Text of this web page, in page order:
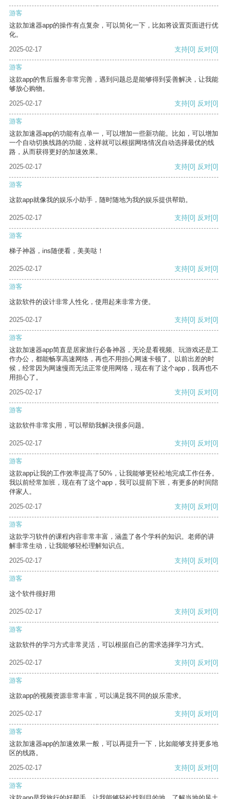
游客
这款加速器app的操作有点复杂，可以简化一下，比如将设置页面进行优
化。
2025-02-17
支持[0] 反对[0]
游客
这款app的售后服务非常完善，遇到问题总是能够得到妥善解决，让我能
够放心购物。
2025-02-17
支持[0] 反对[0]
游客
这款加速器app的功能有点单一，可以增加一些新功能。比如，可以增加
一个自动切换线路的功能，这样就可以根据网络情况自动选择最优的线
路，从而获得更好的加速效果。
2025-02-17
支持[0] 反对[0]
游客
这款app就像我的娱乐小助手，随时随地为我的娱乐提供帮助。
2025-02-17 支持[0] 反对[0]
游客
梯子神器，ins随便看，美美哒！
2025-02-17 支持[0] 反对[0]
游客
这款软件的设计非常人性化，使用起来非常方便。
2025-02-17 支持[0] 反对[0]
游客
这款加速器app简直是居家旅行必备神器，无论是看视频、玩游戏还是工
作办公，都能畅享高速网络，再也不用担心网速卡顿了。以前出差的时
候，经常因为网速慢而无法正常使用网络，现在有了这个app，我再也不
用担心了。
2025-02-17
支持[0] 反对[0]
游客
这款软件非常实用，可以帮助我解决很多问题。
2025-02-17 支持[0] 反对[0]
游客
这款app让我的工作效率提高了50%，让我能够更轻松地完成工作任务。
我以前经常加班，现在有了这个app，我可以提前下班，有更多的时间陪
伴家人。
2025-02-17
支持[0] 反对[0]
游客
这款学习软件的课程内容非常丰富，涵盖了各个学科的知识。老师的讲
解非常生动，让我能够轻松理解知识点。
2025-02-17
支持[0] 反对[0]
游客
这个软件很好用
2025-02-17 支持[0] 反对[0]
游客
这款软件的学习方式非常灵活，可以根据自己的需求选择学习方式。
2025-02-17 支持[0] 反对[0]
游客
这款app的视频资源非常丰富，可以满足我不同的娱乐需求。
2025-02-17 支持[0] 反对[0]
游客
这款加速器app的加速效果一般，可以再提升一下，比如能够支持更多地
区的线路。
2025-02-17
支持[0] 反对[0]
游客